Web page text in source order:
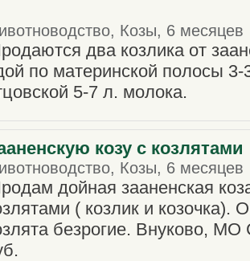
Козы, 6 месяцев
два козлика от
по материнской полосы 3-
5-7 л. молока.
козу с козлятами
Козы, 6 месяцев
дойная зааненская
( козлик и козочка).
безрогие. Внуково,